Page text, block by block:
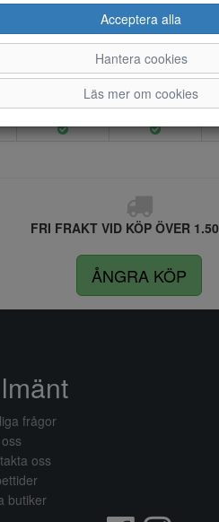
41 42
FRI FRAKT VID KÖP ÖVER
ÅNGRA KÖP
Acceptera alla
Hantera cookies
Läs mer om cookies
frågor
oss
butiker